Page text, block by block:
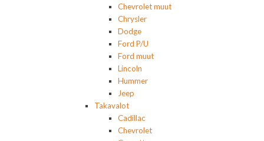
Chevrolet muut
Chrysler
Dodge
Ford P/U
Ford muut
Lincoln
Hummer
Jeep
Takavalot
Cadillac
Chevrolet